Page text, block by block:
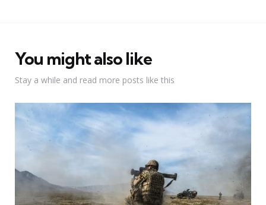
You might also like
Stay a while and read more posts like this